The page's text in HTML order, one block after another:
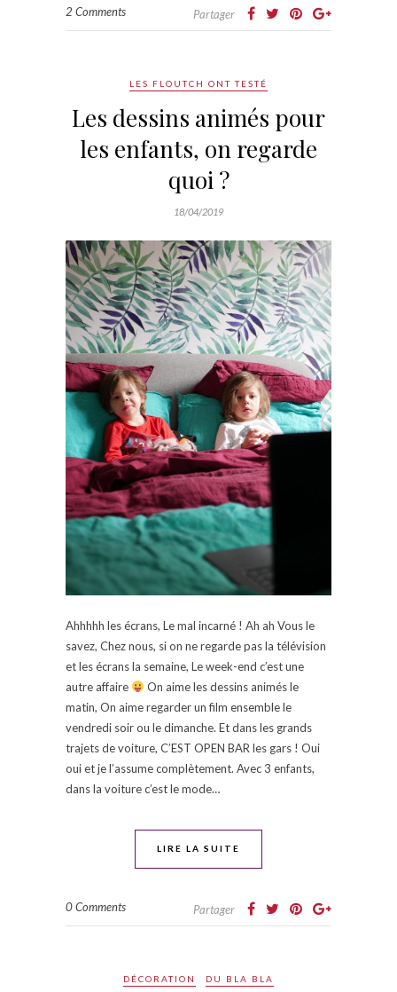
2 Comments Partager
LES FLOUTCH ONT TESTÉ
Les dessins animés pour
les enfants, on regarde
quoi ?
18/04/2019
Ahhhhh les écrans, Le mal incarné ! Ah ah Vous le
savez, Chez nous, si on ne regarde pas la télévision
et les écrans la semaine, Le week-end c’est une
autre affaire
On aime les dessins animés le
matin, On aime regarder un film ensemble le
vendredi soir ou le dimanche. Et dans les grands
trajets de voiture, C’EST OPEN BAR les gars ! Oui
oui et je l’assume complètement. Avec 3 enfants,
dans la voiture c’est le mode…
LIRE LA SUITE
0 Comments Partager
DÉCORATION DU BLA BLA